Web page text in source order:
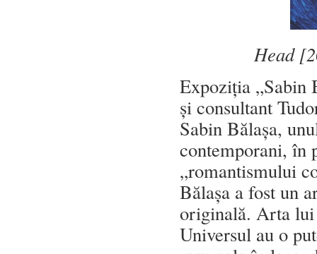
Head
Expoziția „Sabin
și consultant
Sabin Bălașa,
contemporani, în
„romantismului
Bălașa a fost un
originală. Arta lui
Universul au o